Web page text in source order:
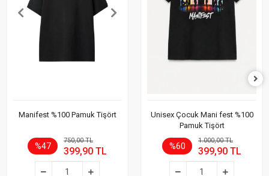
Manifest %100 Pamuk Tişört
%47
750,00 TL
399,90 TL
Unisex Çocuk Mani fest %100
Pamuk Tişört
%60
1.000,00 TL
399,90 TL